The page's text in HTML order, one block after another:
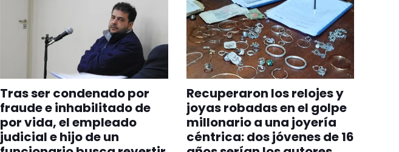
Tras ser condenado por
fraude e inhabilitado de
por vida, el empleado
judicial e hijo de un
Recuperaron los relojes y
joyas robadas en el golpe
millonario a una joyería
céntrica: dos jóvenes de 16